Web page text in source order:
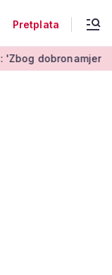
Pretplata
dobronamjernosti